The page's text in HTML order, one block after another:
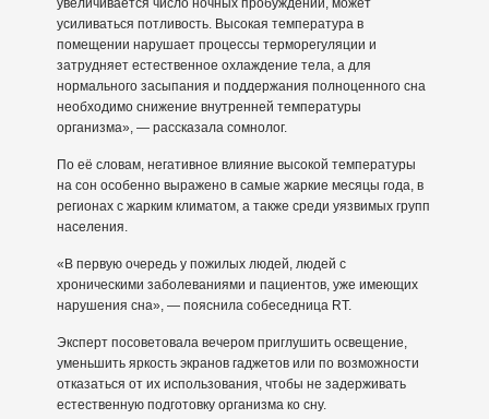
увеличивается число ночных пробуждений, может
усиливаться потливость. Высокая температура в
помещении нарушает процессы терморегуляции и
затрудняет естественное охлаждение тела, а для
нормального засыпания и поддержания полноценного сна
необходимо снижение внутренней температуры
организма», — рассказала сомнолог.
По её словам, негативное влияние высокой температуры
на сон особенно выражено в самые жаркие месяцы года, в
регионах с жарким климатом, а также среди уязвимых групп
населения.
«В первую очередь у пожилых людей, людей с
хроническими заболеваниями и пациентов, уже имеющих
нарушения сна», — пояснила собеседница RT.
Эксперт посоветовала вечером приглушить освещение,
уменьшить яркость экранов гаджетов или по возможности
отказаться от их использования, чтобы не задерживать
естественную подготовку организма ко сну.